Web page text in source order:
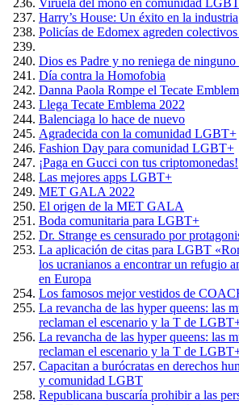
Viruela del mono en comunidad
Harry’s House: Un éxito en la industria
Policías de Edomex agreden
Dios es Padre y no reniega de ninguno
Día contra la Homofobia
Danna Paola Rompe el Tecate
Llega Tecate Emblema 2022
Balenciaga lo hace de nuevo
Agradecida con la comunidad LGBT+
Fashion Day para comunidad LGBT+
¡Paga en Gucci con tus criptomonedas!
Las mejores apps LGBT+
MET GALA 2022
El origen de la MET GALA
Boda comunitaria para LGBT+
Dr. Strange es censurado por
La aplicación de citas para LGBT
los ucranianos a encontrar un refugio
en Europa
Los famosos mejor vestidos de
La revancha de las hyper queens: las
reclaman el escenario y la T de
La revancha de las hyper queens: las
reclaman el escenario y la T de
Capacitan a burócratas en derechos
y comunidad LGBT
Republicana buscaría prohibir a las